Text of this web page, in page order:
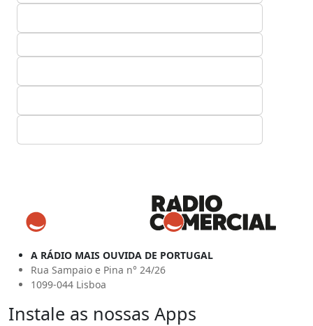
A RÁDIO MAIS OUVIDA DE PORTUGAL
Rua Sampaio e Pina n° 24/26
1099-044 Lisboa
Instale as nossas Apps